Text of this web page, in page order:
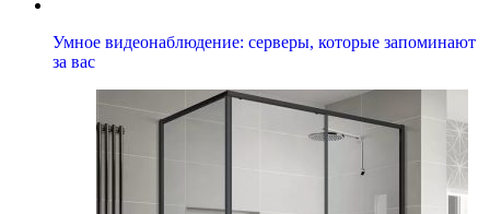
Умное видеонаблюдение: серверы, которые запоминают
за вас